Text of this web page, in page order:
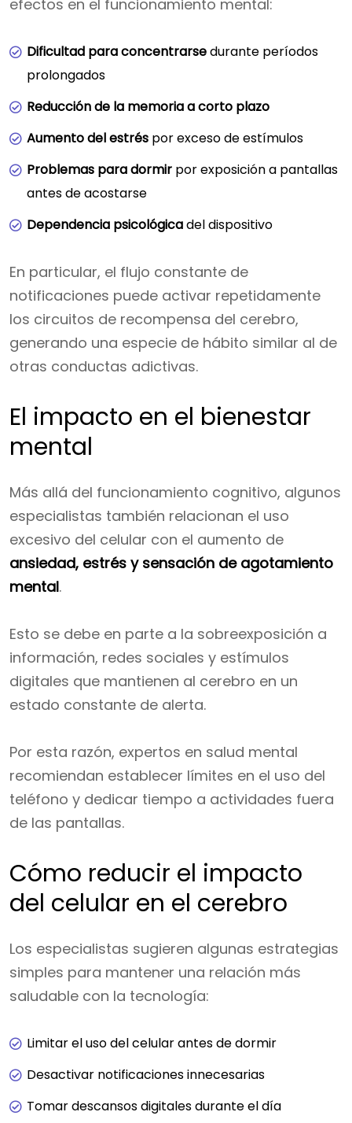
efectos en el funcionamiento mental:
Dificultad para concentrarsedurante períodos
prolongados
Reducción de la memoria a corto plazo
Aumento del estrés por exceso de estímulos
Problemas para dormir por exposición a pantallas
antes de acostarse
Dependencia psicológicadel dispositivo
En particular, el flujo constante de
notificaciones puede activar repetidamente
los circuitos de recompensa del cerebro,
generando una especie de hábito similar al de
otras conductas adictivas.
El impacto en el bienestar
mental
Más allá del funcionamiento cognitivo, algunos
especialistas también relacionan el uso
excesivo del celular con el aumento de
ansiedad, estrés y sensación de agotamiento
mental.
Esto se debe en parte a la sobreexposición a
información, redes sociales y estímulos
digitales que mantienen al cerebro en un
estado constante de alerta.
Por esta razón, expertos en salud mental
recomiendan establecer límites en el uso del
teléfono y dedicar tiempo a actividades fuera
de las pantallas.
Cómo reducir el impacto
del celular en el cerebro
Los especialistas sugieren algunas estrategias
simples para mantener una relación más
saludable con la tecnología:
Limitar el uso del celular antes de dormir
Desactivar notificaciones innecesarias
Tomar descansos digitales durante el día